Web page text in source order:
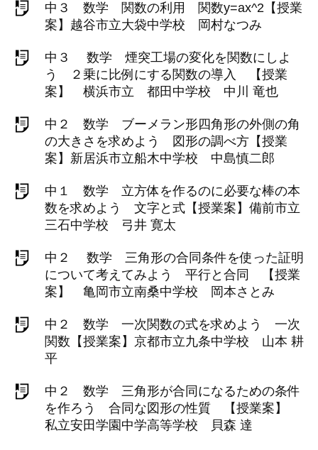
中３ 数学 関数の利用 関数y=ax^2【授業
案】越谷市立大袋中学校 岡村なつみ
中３ 数学 煙突工場の変化を関数にしよ
う ２乗に比例にする関数の導入 【授業
案】 横浜市立 都田中学校 中川 竜也
中２ 数学 ブーメラン形四角形の外側の角
の大きさを求めよう 図形の調べ方【授業
案】新居浜市立船木中学校 中島慎二郎
中１ 数学 立方体を作るのに必要な棒の本
数を求めよう 文字と式【授業案】備前市立
三石中学校 弓井 寛太
中２ 数学 三角形の合同条件を使った証明
について考えてみよう 平行と合同 【授業
案】 亀岡市立南桑中学校 岡本さとみ
中２ 数学 一次関数の式を求めよう 一次
関数【授業案】京都市立九条中学校 山本 耕
平
中２ 数学 三角形が合同になるための条件
を作ろう 合同な図形の性質 【授業案】
私立安田学園中学高等学校 貝森 達